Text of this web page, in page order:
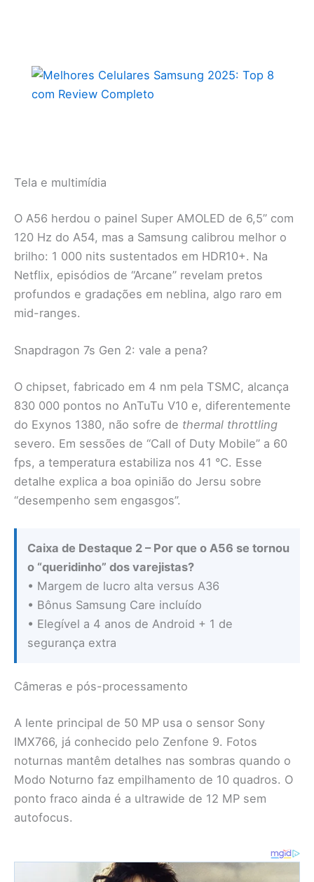
Tela e multimídia
O A56 herdou o painel Super AMOLED de 6,5” com
120 Hz do A54, mas a Samsung calibrou melhor o
brilho: 1 000 nits sustentados em HDR10+. Na
Netflix, episódios de “Arcane” revelam pretos
profundos e gradações em neblina, algo raro em
mid-ranges.
Snapdragon 7s Gen 2: vale a pena?
O chipset, fabricado em 4 nm pela TSMC, alcança
830 000 pontos no AnTuTu V10 e, diferentemente
do Exynos 1380, não sofre de thermal throttling
severo. Em sessões de “Call of Duty Mobile” a 60
fps, a temperatura estabiliza nos 41 °C. Esse
detalhe explica a boa opinião do Jersu sobre
“desempenho sem engasgos”.
Caixa de Destaque 2 – Por que o A56 se tornou
o “queridinho” dos varejistas?
• Margem de lucro alta versus A36
• Bônus Samsung Care incluído
• Elegível a 4 anos de Android + 1 de
segurança extra
Câmeras e pós-processamento
A lente principal de 50 MP usa o sensor Sony
IMX766, já conhecido pelo Zenfone 9. Fotos
noturnas mantêm detalhes nas sombras quando o
Modo Noturno faz empilhamento de 10 quadros. O
ponto fraco ainda é a ultrawide de 12 MP sem
autofocus.